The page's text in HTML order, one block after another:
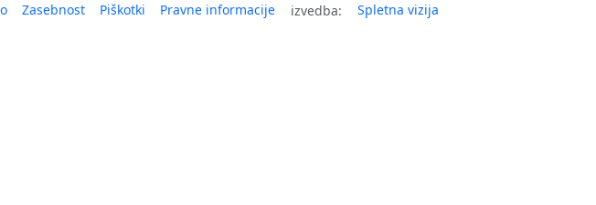
Zasebnost Piškotki Pravne informacije izvedba: Spletna vizija